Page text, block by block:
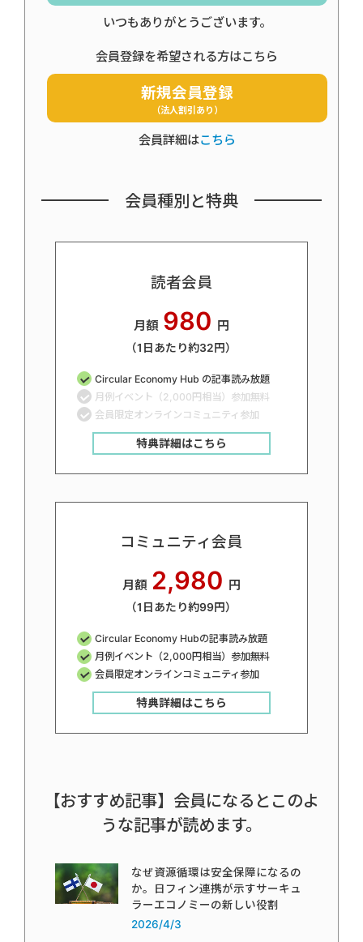
いつもありがとうございます。
会員登録を希望される方はこちら
新規会員登録
（法人割引あり）
会員詳細はこちら
会員種別と特典
読者会員
月額 980 円
（1日あたり約32円）
Circular Economy Hub の記事読み放題
月例イベント（2,000円相当）参加無料
会員限定オンラインコミュニティ参加
特典詳細はこちら
コミュニティ会員
月額 2,980 円
（1日あたり約99円）
Circular Economy Hubの記事読み放題
月例イベント（2,000円相当）参加無料
会員限定オンラインコミュニティ参加
特典詳細はこちら
【おすすめ記事】会員になるとこのよ
うな記事が読めます。
なぜ資源循環は安全保障になるの
か。日フィン連携が示すサーキュ
ラーエコノミーの新しい役割
2026/4/3